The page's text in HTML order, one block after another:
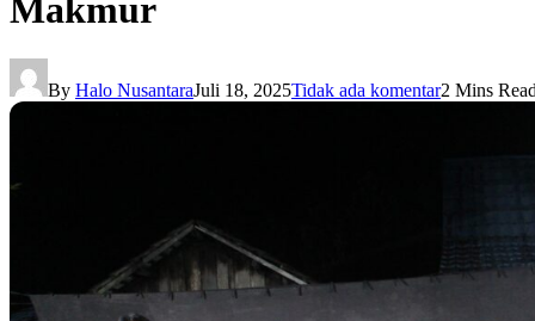
Makmur
By Halo NusantaraJuli 18, 2025Tidak ada komentar2 Mins